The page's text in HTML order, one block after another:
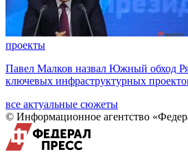
проекты
Павел Малков назвал Южный обход
ключевых инфраструктурных
все актуальные сюжеты
© Информационное агентство